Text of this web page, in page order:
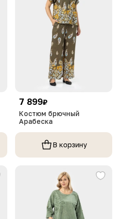
7 899₽
Костюм брючный
Арабеска
В корзину